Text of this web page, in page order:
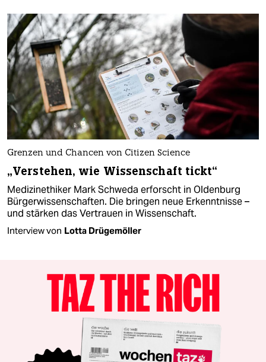
Grenzen und Chancen von Citizen Science
„Verstehen, wie Wissenschaft tickt“
Medizinethiker Mark Schweda erforscht in Oldenburg
Bürgerwissenschaften. Die bringen neue Erkenntnisse –
und stärken das Vertrauen in Wissenschaft.
Interview von Lotta Drügemöller